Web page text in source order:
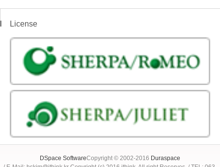
License
DSpace SoftwareCopyright © 2002-2016 Duraspace